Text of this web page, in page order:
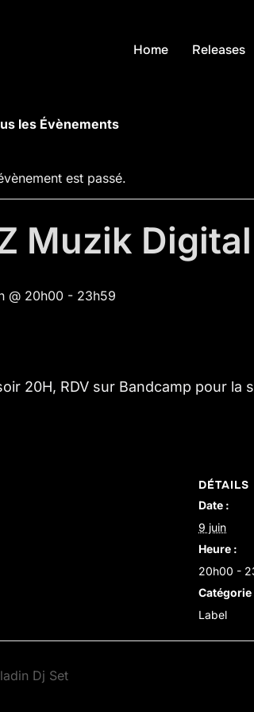
Home Releases
les Évènements
est passé.
Muzik
@ 20h00 - 23h59
20H, RDV sur Bandcamp pour la
DÉTAILS
Date :
9 juin
Heure :
20h00 -
Catégorie
Label
Dj Set